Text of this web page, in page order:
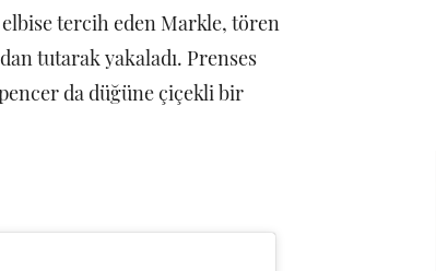
elbise tercih eden Markle, tören
tutarak yakaladı. Prenses
da düğüne çiçekli bir